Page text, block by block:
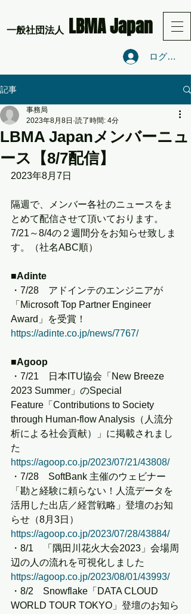
​一般社団法人 LBMA Japan
ログイン
記事
LBMA Japanメンバーニュ
ース【8/7配信】
事務局
2023年8月8日 読了時間: 4分
2023年8月7日
隔週で、メンバー各社のニュースをま
とめて配信させて頂いております。
7/21～8/4の２週間分をお知らせ致しま
す。（社名ABC順）
■Adinte
・7/28　アドインテのエンジニアが
「Microsoft Top Partner Engineer
Award」を受賞！
https://adinte.co.jp/news/7767/
■Agoop
・7/21　日本ITU協会「New Breeze
2023 Summer」のSpecial
Feature「Contributions to Society
through Human-flow Analysis（人流分
析による社会貢献）」に掲載されまし
た
https://agoop.co.jp/2023/07/21/43808/
・7/28　SoftBank 主催のウェビナー
「勘と経験に頼らない！人流データを
活用した出店／経営戦略」登壇のお知
らせ（8月3日）
https://agoop.co.jp/2023/07/28/43884/
・8/1　「隅田川花火大会2023」会場周
辺の人の流れを可視化しました
https://agoop.co.jp/2023/08/01/43993/
・8/2　Snowflake「DATA CLOUD
WORLD TOUR TOKYO」登壇のお知ら